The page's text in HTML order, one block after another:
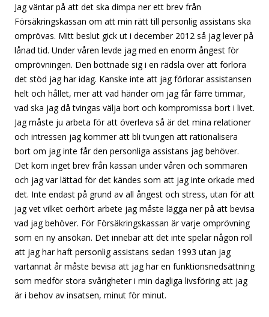
Jag väntar på att det ska dimpa ner ett brev från
Försäkringskassan om att min rätt till personlig assistans ska
omprövas. Mitt beslut gick ut i december 2012 så jag lever på
lånad tid. Under våren levde jag med en enorm ångest för
omprövningen. Den bottnade sig i en rädsla över att förlora
det stöd jag har idag. Kanske inte att jag förlorar assistansen
helt och hållet, mer att vad händer om jag får färre timmar,
vad ska jag då tvingas välja bort och kompromissa bort i livet.
Jag måste ju arbeta för att överleva så är det mina relationer
och intressen jag kommer att bli tvungen att rationalisera
bort om jag inte får den personliga assistans jag behöver.
Det kom inget brev från kassan under våren och sommaren
och jag var lättad för det kändes som att jag inte orkade med
det. Inte endast på grund av all ångest och stress, utan för att
jag vet vilket oerhört arbete jag måste lägga ner på att bevisa
vad jag behöver. För Försäkringskassan är varje omprövning
som en ny ansökan. Det innebär att det inte spelar någon roll
att jag har haft personlig assistans sedan 1993 utan jag
vartannat år måste bevisa att jag har en funktionsnedsättning
som medför stora svårigheter i min dagliga livsföring att jag
är i behov av insatsen, minut för minut.